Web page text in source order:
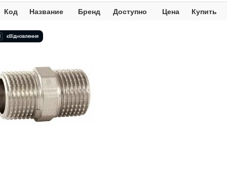
Код Название Бренд Доступно Цена Купить